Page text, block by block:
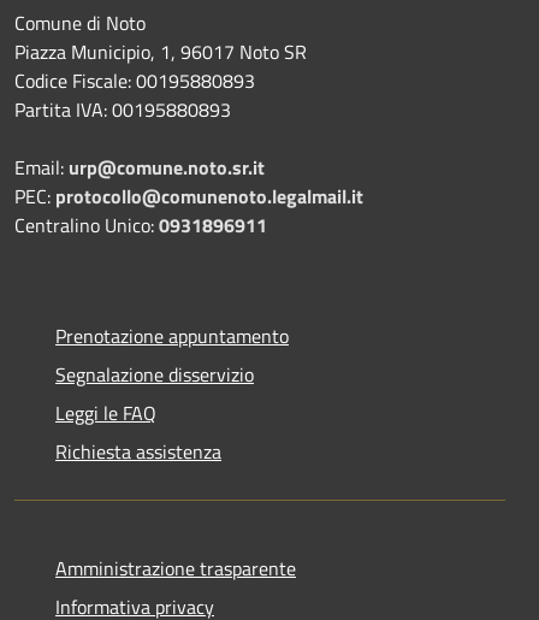
Comune di Noto
Piazza Municipio, 1, 96017 Noto SR
Codice Fiscale: 00195880893
Partita IVA: 00195880893
Email: urp@comune.noto.sr.it
PEC: protocollo@comunenoto.legalmail.it
Centralino Unico:0931896911
Prenotazione appuntamento
Segnalazione disservizio
Leggi le FAQ
Richiesta assistenza
Amministrazione trasparente
Informativa privacy